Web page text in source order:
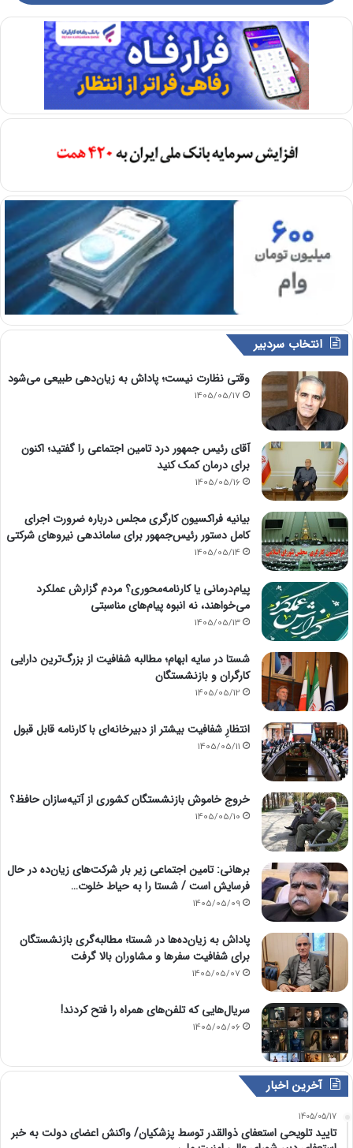
انتخاب سردبیر
وقتی نظارت نیست؛ پاداش به زیان‌دهی طبیعی می‌شود
1405/05/17
آقای رئیس جمهور درد تامین اجتماعی را گفتید؛ اکنون
برای درمان کمک کنید
1405/05/16
بیانیه فراکسیون کارگری مجلس درباره ضرورت اجرای
کامل دستور رئیس‌جمهور برای ساماندهی نیروهای شرکتی
1405/05/14
پیام‌درمانی یا کارنامه‌محوری؟ مردم گزارش عملکرد
می‌خواهند، نه انبوه پیام‌های مناسبتی
1405/05/13
شستا در سایه ابهام؛ مطالبه شفافیت از بزرگ‌ترین دارایی
کارگران و بازنشستگان
1405/05/12
انتظارِ شفافیت بیشتر از دبیرخانه‌ای با کارنامه قابل قبول
1405/05/11
خروج خاموش بازنشستگان کشوری از آتیه‌سازان حافظ؟
1405/05/10
برهانی: تامین اجتماعی زیر بار شرکت‌های زیان‌ده در حال
فرسایش است / شستا را به حیاط خلوت…
1405/05/09
پاداش به زیان‌ده‌ها در شستا؛ مطالبه‌گری بازنشستگان
برای شفافیت سفرها و مشاوران بالا گرفت
1405/05/07
سریال‌هایی که تلفن‌های همراه را فتح کردند!
1405/05/06
آخرین اخبار
1405/05/17
تایید تلویحی استعفای ذوالقدر توسط پزشکیان/ واکنش اعضای دولت به خبر